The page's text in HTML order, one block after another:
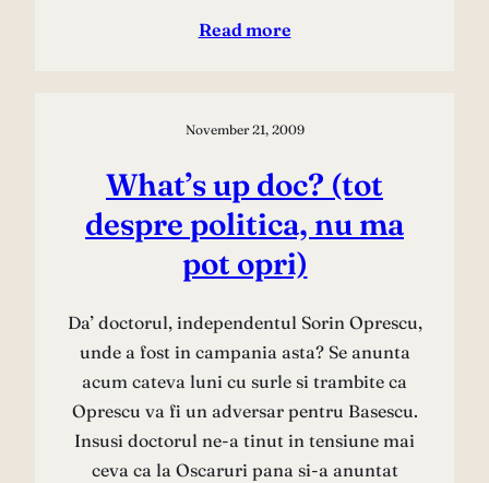
Read more
November 21, 2009
What’s up doc? (tot
despre politica, nu ma
pot opri)
Da’ doctorul, independentul Sorin Oprescu,
unde a fost in campania asta? Se anunta
acum cateva luni cu surle si trambite ca
Oprescu va fi un adversar pentru Basescu.
Insusi doctorul ne-a tinut in tensiune mai
ceva ca la Oscaruri pana si-a anuntat